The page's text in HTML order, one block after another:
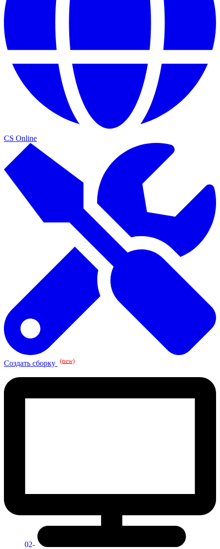
CS Online
Создать сборку (new)
02-